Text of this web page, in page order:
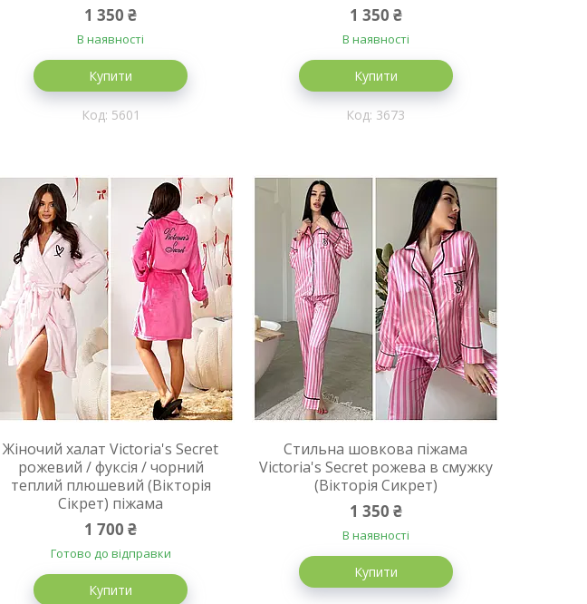
1 350 ₴
В наявності
Купити
5601
1 350 ₴
В наявності
Купити
3673
Жіночий халат Victoria's Secret
рожевий / фуксія / чорний
теплий плюшевий (Вікторія
Сікрет) піжама
1 700 ₴
Готово до відправки
Купити
Стильна шовкова піжама
Victoria's Secret рожева в смужку
(Вікторія Сикрет)
1 350 ₴
В наявності
Купити